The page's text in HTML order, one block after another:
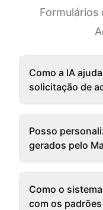
Formulários
Como a IA
solicitação de
Posso
gerados pelo
Como o
com os